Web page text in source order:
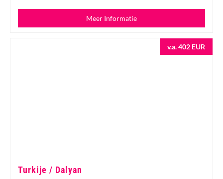
Meer Informatie
v.a. 402 EUR
Turkije / Dalyan